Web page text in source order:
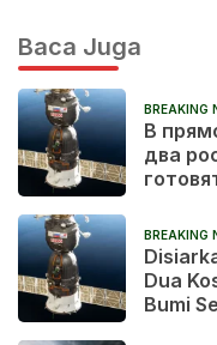
Baca Juga
BREAKING
В
два
BREAKING
Dua
Bumi